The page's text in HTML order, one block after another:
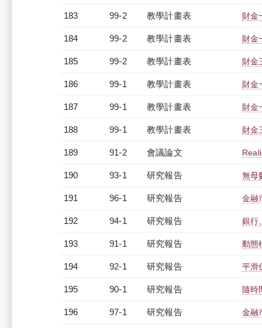
183 99-2 教學計畫表 財金
184 99-2 教學計畫表 財金
185 99-2 教學計畫表 財金
186 99-1 教學計畫表 財金
187 99-1 教學計畫表 財金
188 99-1 教學計畫表 財金
189 91-2 會議論文
190 93-1 研究報告 無母
191 96-1 研究報告 金融
192 94-1 研究報告 銀行
193 91-1 研究報告 動態
194 92-1 研究報告 平滑
195 90-1 研究報告 隨時
196 97-1 研究報告 金融